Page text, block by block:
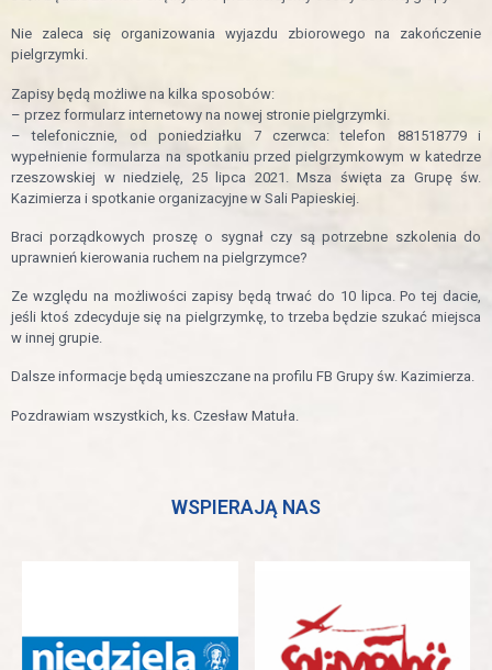
Nie zaleca się organizowania wyjazdu zbiorowego na zakończenie
pielgrzymki.
Zapisy będą możliwe na kilka sposobów:
– przez formularz internetowy na nowej stronie pielgrzymki.
– telefonicznie, od poniedziałku 7 czerwca: telefon 881518779 i
wypełnienie formularza na spotkaniu przed pielgrzymkowym w katedrze
rzeszowskiej w niedzielę, 25 lipca 2021. Msza święta za Grupę św.
Kazimierza i spotkanie organizacyjne w Sali Papieskiej.
Braci porządkowych proszę o sygnał czy są potrzebne szkolenia do
uprawnień kierowania ruchem na pielgrzymce?
Ze względu na możliwości zapisy będą trwać do 10 lipca. Po tej dacie,
jeśli ktoś zdecyduje się na pielgrzymkę, to trzeba będzie szukać miejsca
w innej grupie.
Dalsze informacje będą umieszczane na profilu FB Grupy św. Kazimierza.
Pozdrawiam wszystkich, ks. Czesław Matuła.
WSPIERAJĄ NAS